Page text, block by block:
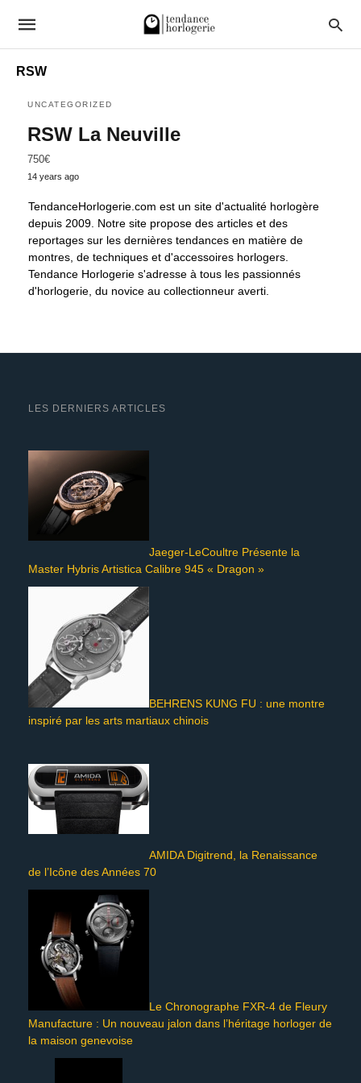
RSW
UNCATEGORIZED
RSW La Neuville
750€
14 years ago
TendanceHorlogerie.com est un site d'actualité horlogère
depuis 2009. Notre site propose des articles et des
reportages sur les dernières tendances en matière de
montres, de techniques et d'accessoires horlogers.
Tendance Horlogerie s'adresse à tous les passionnés
d'horlogerie, du novice au collectionneur averti.
LES DERNIERS ARTICLES
Jaeger-LeCoultre Présente la
Master Hybris Artistica Calibre 945 « Dragon »
BEHRENS KUNG FU : une montre
inspiré par les arts martiaux chinois
AMIDA Digitrend, la Renaissance
de l’Icône des Années 70
Le Chronographe FXR-4 de Fleury
Manufacture : Un nouveau jalon dans l’héritage horloger de
la maison genevoise